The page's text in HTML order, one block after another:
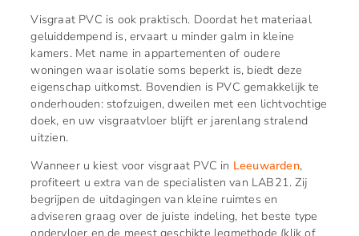
Visgraat PVC is ook praktisch. Doordat het materiaal
geluiddempend is, ervaart u minder galm in kleine
kamers. Met name in appartementen of oudere
woningen waar isolatie soms beperkt is, biedt deze
eigenschap uitkomst. Bovendien is PVC gemakkelijk te
onderhouden: stofzuigen, dweilen met een lichtvochtige
doek, en uw visgraatvloer blijft er jarenlang stralend
uitzien.
Wanneer u kiest voor visgraat PVC in Leeuwarden,
profiteert u extra van de specialisten van LAB21. Zij
begrijpen de uitdagingen van kleine ruimtes en
adviseren graag over de juiste indeling, het beste type